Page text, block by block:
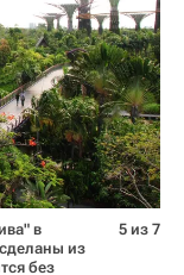
в
из
без
5 из 7